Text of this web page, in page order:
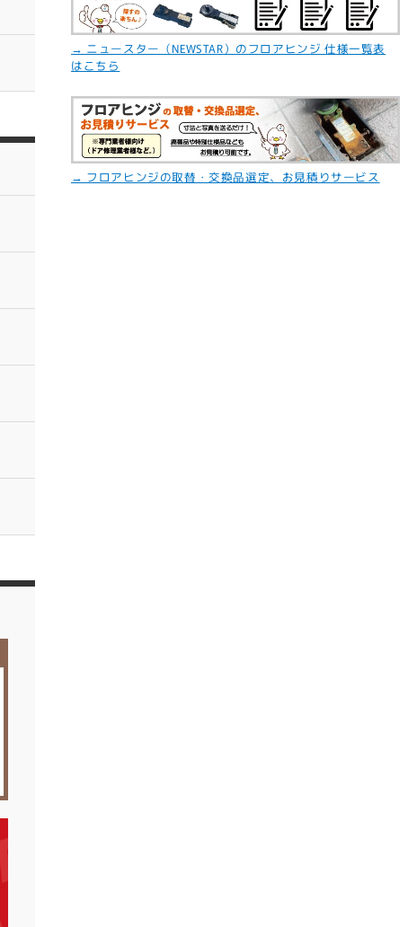
→ ニュースター（NEWSTAR）のフロアヒンジ 仕様一覧表
はこちら
→ フロアヒンジの取替・交換品選定、お見積りサービス